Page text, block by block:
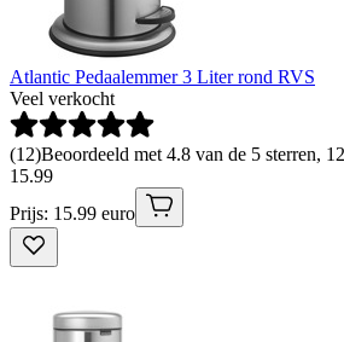
Atlantic Pedaalemmer 3 Liter rond RVS
Veel verkocht
(12)Beoordeeld met 4.8 van de 5 sterren,
15.99
Prijs: 15.99 euro